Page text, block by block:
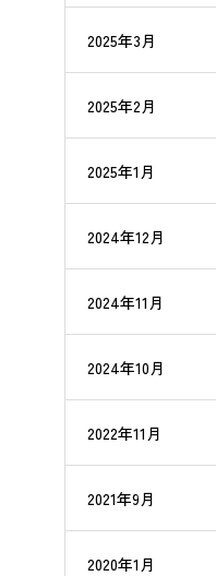
2025年3月
2025年2月
2025年1月
2024年12月
2024年11月
2024年10月
2022年11月
2021年9月
2020年1月